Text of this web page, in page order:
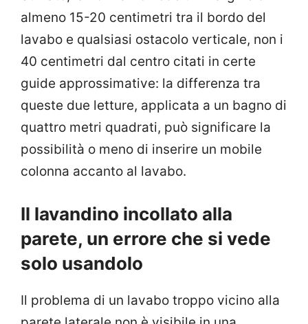
almeno 15-20 centimetri tra il bordo del
lavabo e qualsiasi ostacolo verticale, non i
40 centimetri dal centro citati in certe
guide approssimative: la differenza tra
queste due letture, applicata a un bagno di
quattro metri quadrati, può significare la
possibilità o meno di inserire un mobile
colonna accanto al lavabo.
Il lavandino incollato alla
parete, un errore che si vede
solo usandolo
Il problema di un lavabo troppo vicino alla